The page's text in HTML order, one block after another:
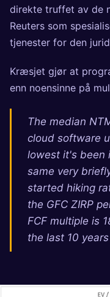
direkte truffet av de
Reuters som
tjenester for den
Kræsjet gjør at
enn noensinne på
The median
cloud software
lowest it's been
same very
started hiking
the GFC ZIRP
FCF multiple is
the last 10